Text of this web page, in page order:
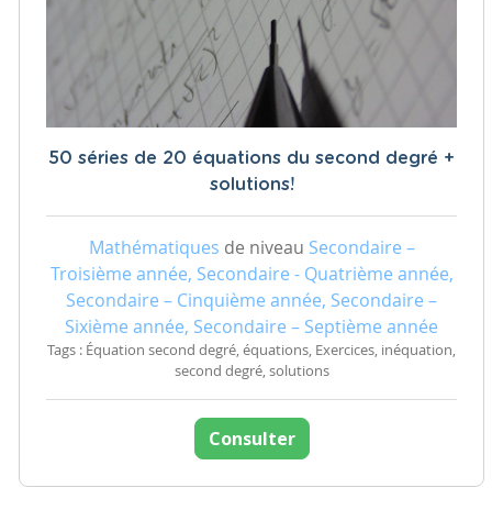
50 séries de 20 équations du second degré +
solutions!
Mathématiques de niveau Secondaire –
Troisième année, Secondaire - Quatrième année,
Secondaire – Cinquième année, Secondaire –
Sixième année, Secondaire – Septième année
Tags : Équation second degré, équations, Exercices, inéquation,
second degré, solutions
Consulter